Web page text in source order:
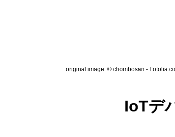
original image: © chombosan -
IoTデ